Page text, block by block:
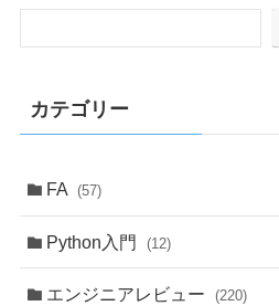
カテゴリー
FA (57)
Python入門 (12)
エンジニアレビュー (220)